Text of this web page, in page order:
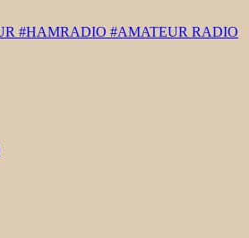
#HAMRADIO #AMATEUR RADIO